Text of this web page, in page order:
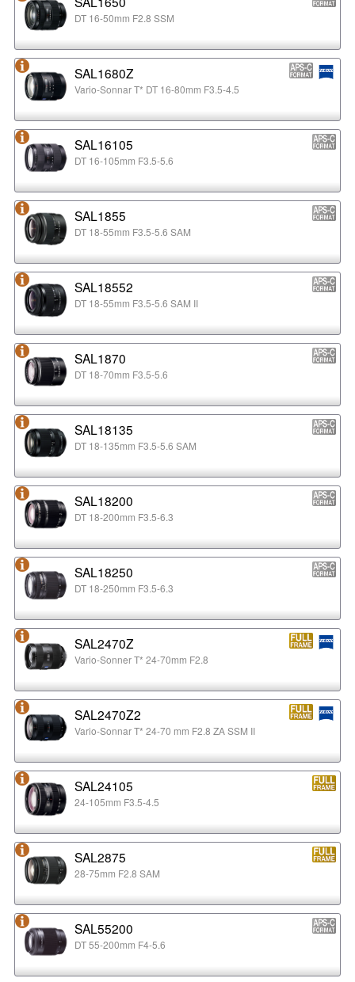
DT 16-50mm F2.8 SSM
SAL1680Z
Vario-Sonnar T* DT 16-80mm F3.5-4.5
SAL16105
DT 16-105mm F3.5-5.6
SAL1855
DT 18-55mm F3.5-5.6 SAM
SAL18552
DT 18-55mm F3.5-5.6 SAM II
SAL1870
DT 18-70mm F3.5-5.6
SAL18135
DT 18-135mm F3.5-5.6 SAM
SAL18200
DT 18-200mm F3.5-6.3
SAL18250
DT 18-250mm F3.5-6.3
SAL2470Z
Vario-Sonner T* 24-70mm F2.8
SAL2470Z2
Vario-Sonnar T* 24-70 mm F2.8 ZA SSM II
SAL24105
24-105mm F3.5-4.5
SAL2875
28-75mm F2.8 SAM
SAL55200
DT 55-200mm F4-5.6